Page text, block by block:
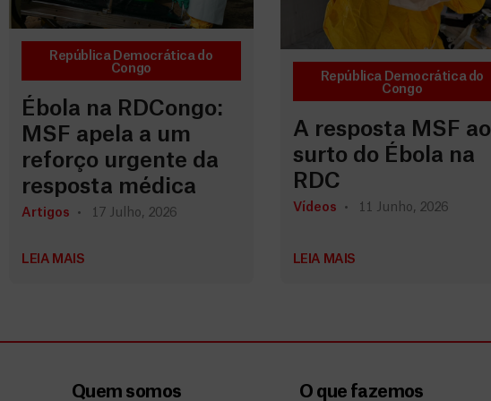
República Democrática do
Congo
Ébola na RDCongo:
MSF apela a um
reforço urgente da
resposta médica
Artigos 17 Julho, 2026
LEIA MAIS
República Democrática do
Congo
A resposta MSF ao
surto do Ébola na
RDC
Vídeos 11 Junho, 2026
LEIA MAIS
Quem somos O que fazemos